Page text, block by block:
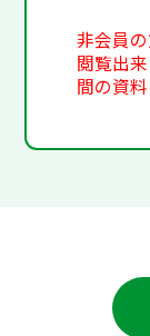
非会員
閲覧出
間の資料